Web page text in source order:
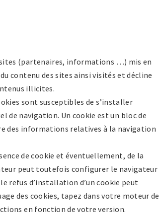
(partenaires, informations …) mis en
contenu des sites ainsi visités et décline
illicites.
sont susceptibles de s’installer
de navigation. Un cookie est un bloc de
des informations relatives à la navigation
de cookie et éventuellement, de la
peut toutefois configurer le navigateur
refus d’installation d’un cookie peut
des cookies, tapez dans votre moteur de
en fonction de votre version.